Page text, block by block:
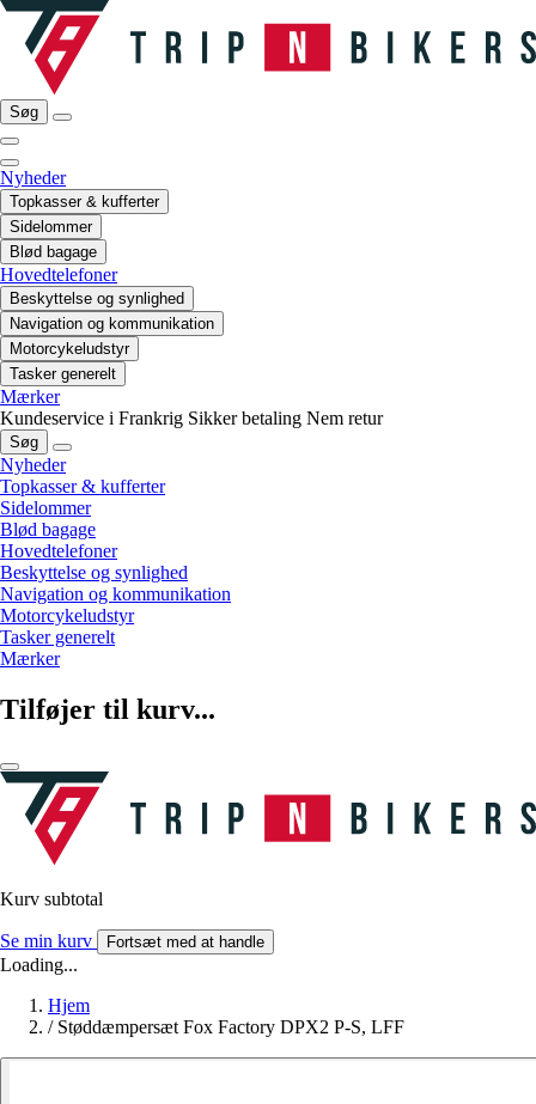
Søg
Nyheder
Topkasser & kufferter
Sidelommer
Blød bagage
Hovedtelefoner
Beskyttelse og synlighed
Navigation og kommunikation
Motorcykeludstyr
Tasker generelt
Mærker
Kundeservice i Frankrig Sikker betaling Nem retur
Søg
Nyheder
Topkasser & kufferter
Sidelommer
Blød bagage
Hovedtelefoner
Beskyttelse og synlighed
Navigation og kommunikation
Motorcykeludstyr
Tasker generelt
Mærker
Tilføjer til kurv...
Kurv subtotal
Se min kurv Fortsæt med at handle
Loading...
Hjem
/ Støddæmpersæt Fox Factory DPX2 P-S, LFF